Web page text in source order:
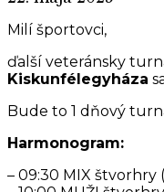
Milí športovci,
ďalší veteránsky
Kiskunfélegyháza
Bude to 1 dňový
Harmonogram:
– 09:30 MIX štvorhry